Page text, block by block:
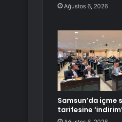
Ağustos 6, 2026
Samsun’da içme
tarifesine